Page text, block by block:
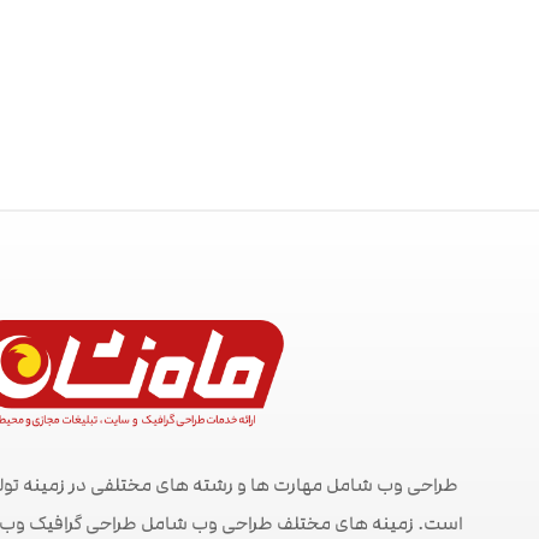
طراحی وب شامل مهارت ها و رشته های مختلفی در زمینه
است. زمینه های مختلف طراحی وب شامل طراحی گرافیک وب ،